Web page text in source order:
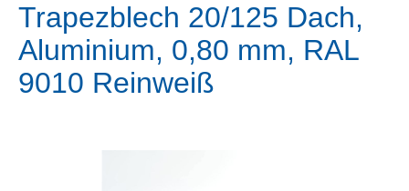
Trapezblech 20/125 Dach,
Aluminium, 0,80 mm, RAL
9010 Reinweiß